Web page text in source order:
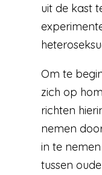
uit de kast
Om te
zich op
richten
nemen
in te
tussen